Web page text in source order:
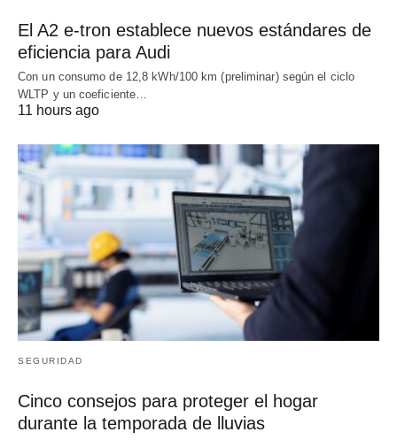
El A2 e-tron establece nuevos estándares de
eficiencia para Audi
Con un consumo de 12,8 kWh/100 km (preliminar) según el ciclo
WLTP y un coeficiente…
11 hours ago
SEGURIDAD
Cinco consejos para proteger el hogar
durante la temporada de lluvias